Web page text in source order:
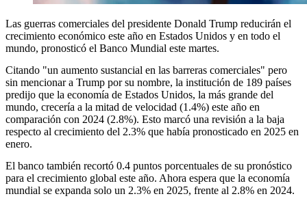
Las guerras comerciales del presidente Donald Trump reducirán el
crecimiento económico este año en Estados Unidos y en todo el
mundo, pronosticó el Banco Mundial este martes.
Citando "un aumento sustancial en las barreras comerciales" pero
sin mencionar a Trump por su nombre, la institución de 189 países
predijo que la economía de Estados Unidos, la más grande del
mundo, crecería a la mitad de velocidad (1.4%) este año en
comparación con 2024 (2.8%). Esto marcó una revisión a la baja
respecto al crecimiento del 2.3% que había pronosticado en 2025 en
enero.
El banco también recortó 0.4 puntos porcentuales de su pronóstico
para el crecimiento global este año. Ahora espera que la economía
mundial se expanda solo un 2.3% en 2025, frente al 2.8% en 2024.